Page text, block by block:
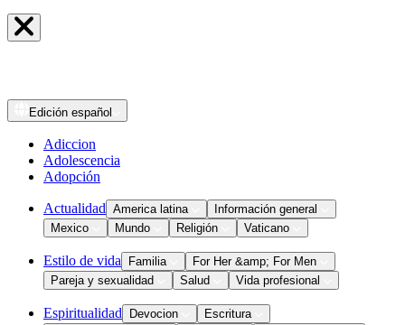
Edición español
Adiccion
Adolescencia
Adopción
Actualidad America latina
Información general
Mexico
Mundo Religión Vaticano
Estilo de vida Familia
For Her &amp; For Men
Pareja y sexualidad
Salud Vida profesional
Espiritualidad Devocion
Escritura